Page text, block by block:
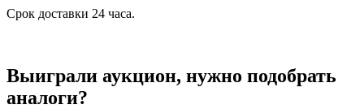
Срок доставки 24 часа.
Выиграли аукцион, нужно подобрать
аналоги?